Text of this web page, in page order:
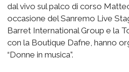
dal vivo sul palco di corso
occasione del Sanremo Live
Barret International Group e la
con la Boutique Dafne, hanno
“Donne in musica”.